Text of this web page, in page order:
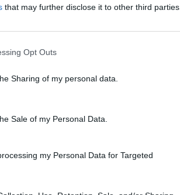
that may further disclose it to other third parties.
Opt Outs
Sharing of my personal data.
Sale of my Personal Data.
my Personal Data for Targeted